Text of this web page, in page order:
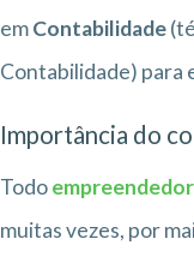
emContabilidade
Contabilidade) para
Importância do
Todoempreendedor
muitas vezes, por